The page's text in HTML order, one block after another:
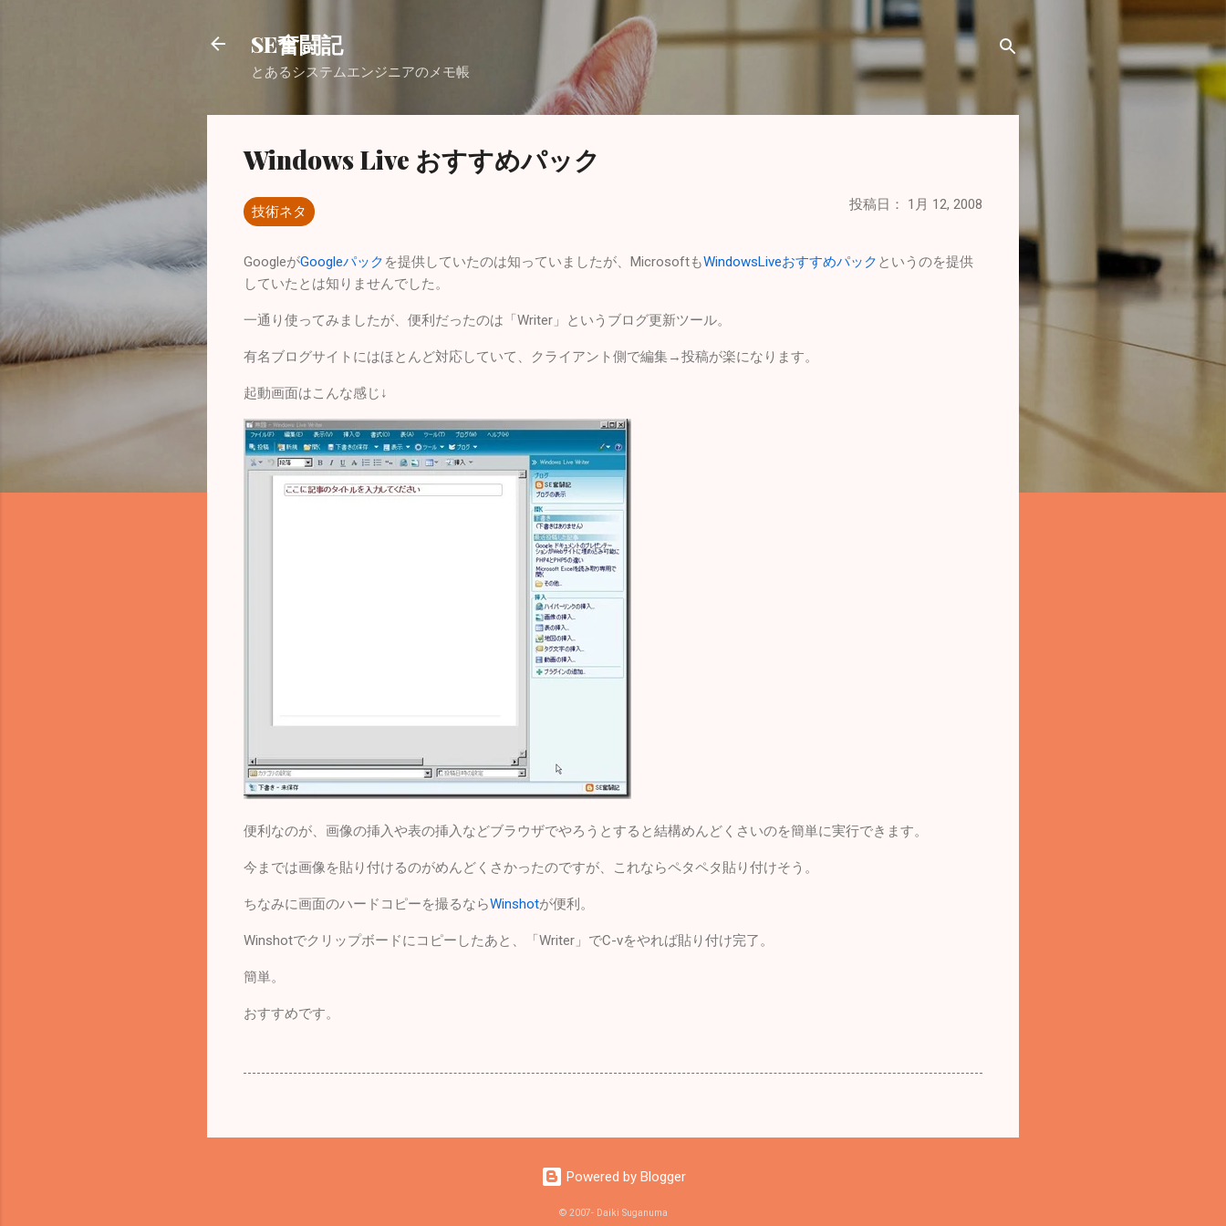
スキップしてメイン コンテンツに移動
SE奮闘記
とあるシステムエンジニアのメモ帳
Windows Live おすすめパック
技術ネタ 投稿日： 1月 12, 2008
GoogleがGoogleパック を提供していたのは知っていましたが、MicrosoftもWindowsLiveおすすめパック というのを提供
していたとは知りませんでした。
一通り使ってみましたが、便利だったのは「Writer」というブログ更新ツール。
有名ブログサイトにはほとんど対応していて、クライアント側で編集→投稿が楽になります。
起動画面はこんな感じ↓
便利なのが、画像の挿入や表の挿入などブラウザでやろうとすると結構めんどくさいのを簡単に実行できます。
今までは画像を貼り付けるのがめんどくさかったのですが、これならペタペタ貼り付けそう。
ちなみに画面のハードコピーを撮るならWinshotが便利。
Winshotでクリップボードにコピーしたあと、「Writer」でC-vをやれば貼り付け完了。
簡単。
おすすめです。
Powered by Blogger
© 2007- Daiki Suganuma